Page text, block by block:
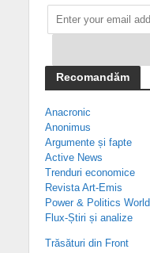
Recomandăm
Anacronic
Anonimus
Argumente și fapte
Active News
Trenduri economice
Revista Art-Emis
Power & Politics World
Flux-Știri și analize
Trăsături din Front